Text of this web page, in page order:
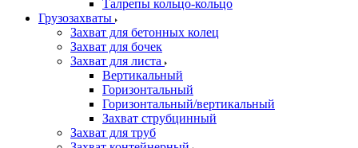
Талрепы кольцо-кольцо
Грузозахваты
Захват для бетонных колец
Захват для бочек
Захват для листа
Вертикальный
Горизонтальный
Горизонтальный/вертикальный
Захват струбцинный
Захват для труб